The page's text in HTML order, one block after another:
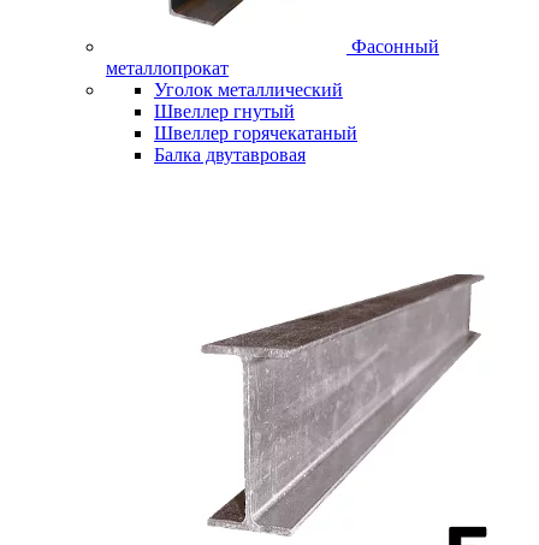
Фасонный
металлопрокат
Уголок металлический
Швеллер гнутый
Швеллер горячекатаный
Балка двутавровая